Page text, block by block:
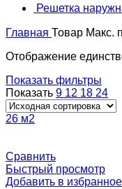
Решетка
Главная Товар Макс.
Отображение
Показать фильтры
Показать 9 12 18 24
26 м2
Сравнить
Быстрый просмотр
Добавить в избранное